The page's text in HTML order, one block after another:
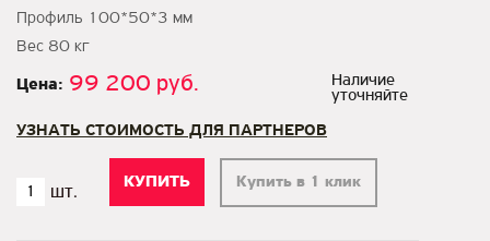
Профиль 100*50*3 мм
Вес 80 кг
Цена: 99 200 руб.
Наличие
уточняйте
УЗНАТЬ СТОИМОСТЬ ДЛЯ ПАРТНЕРОВ
Купить в 1 клик